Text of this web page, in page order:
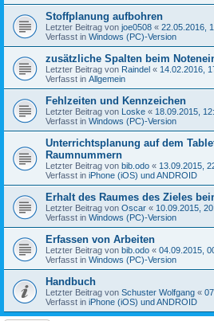
Stoffplanung aufbohren
Letzter Beitrag von joe0508 « 22.05.2016,
Verfasst in Windows (PC)-Version
zusätzliche Spalten beim
Letzter Beitrag von Raindel « 14.02.2016,
Verfasst in Allgemein
Fehlzeiten und Kennzeichen
Letzter Beitrag von Loske « 18.09.2015,
Verfasst in Windows (PC)-Version
Unterrichtsplanung auf dem
Raumnummern
Letzter Beitrag von bib.odo « 13.09.2015,
Verfasst in iPhone (iOS) und ANDROID
Erhalt des Raumes des Zieles
Letzter Beitrag von Oscar « 10.09.2015,
Verfasst in Windows (PC)-Version
Erfassen von Arbeiten
Letzter Beitrag von bib.odo « 04.09.2015,
Verfasst in Windows (PC)-Version
Handbuch
Letzter Beitrag von Schuster Wolfgang «
Verfasst in iPhone (iOS) und ANDROID